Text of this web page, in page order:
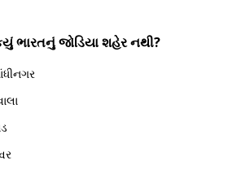
ભારતનું જોડિયા શહેર નથી?